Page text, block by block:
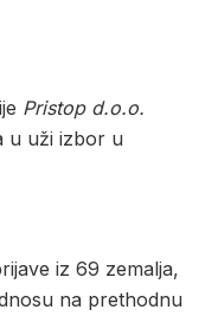
Pristop d.o.o.
u uži izbor u
iz 69 zemalja,
na prethodnu